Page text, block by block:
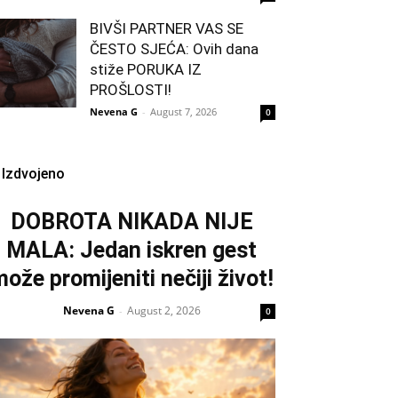
BIVŠI PARTNER VAS SE
ČESTO SJEĆA: Ovih dana
stiže PORUKA IZ
PROŠLOSTI!
Nevena G - August 7, 2026 0
Izdvojeno
DOBROTA NIKADA NIJE
MALA: Jedan iskren gest
promijeniti nečiji život!
Nevena G - August 2, 2026 0